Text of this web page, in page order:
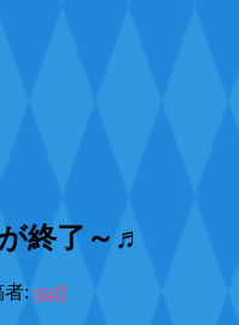
終了～♬
者: staff